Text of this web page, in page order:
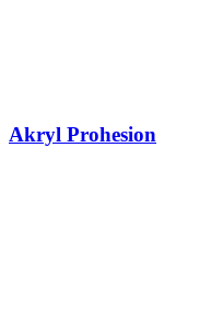
Akryl Prohesion